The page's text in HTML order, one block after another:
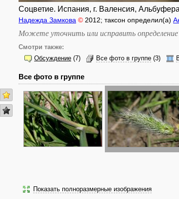
Соцветие. Испания, г. Валенсия,
Надежда Замкова © 2012; таксон определил(а)
Можете уточнить или исправить
Смотри также:
Обсуждение (7) Все фото в группе (3)
Все фото в группе
Показать полноразмерные изображения